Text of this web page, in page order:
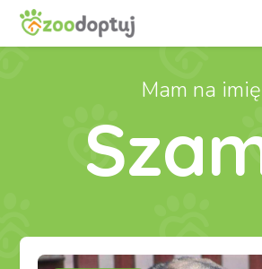
Mam na imię